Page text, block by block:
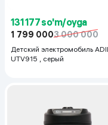
131 177 so'm/oyga
1 799 0003 000 000
Детский электромобиль ADIL
UTV915 , серый